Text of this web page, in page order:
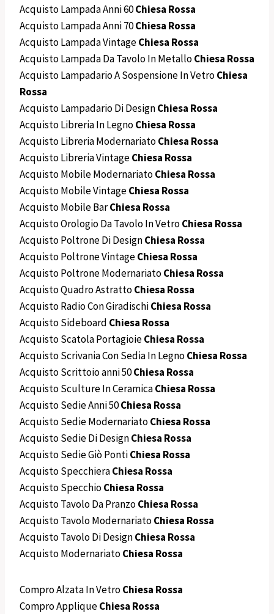
Acquisto Lampada Anni 60Chiesa Rossa
Acquisto Lampada Anni 70Chiesa Rossa
Acquisto Lampada VintageChiesa Rossa
Acquisto Lampada Da Tavolo In MetalloChiesa Rossa
Acquisto Lampadario A Sospensione In VetroChiesa
Rossa
Acquisto Lampadario Di DesignChiesa Rossa
Acquisto Libreria In LegnoChiesa Rossa
Acquisto Libreria ModernariatoChiesa Rossa
Acquisto Libreria VintageChiesa Rossa
Acquisto Mobile ModernariatoChiesa Rossa
Acquisto Mobile VintageChiesa Rossa
Acquisto Mobile BarChiesa Rossa
Acquisto Orologio Da Tavolo In VetroChiesa Rossa
Acquisto Poltrone Di DesignChiesa Rossa
Acquisto Poltrone VintageChiesa Rossa
Acquisto Poltrone ModernariatoChiesa Rossa
Acquisto Quadro AstrattoChiesa Rossa
Acquisto Radio Con GiradischiChiesa Rossa
Acquisto Sideboard Chiesa Rossa
Acquisto Scatola PortagioieChiesa Rossa
Acquisto Scrivania Con Sedia In LegnoChiesa Rossa
Acquisto Scrittoio anni 50Chiesa Rossa
Acquisto Sculture In CeramicaChiesa Rossa
Acquisto Sedie Anni 50Chiesa Rossa
Acquisto Sedie ModernariatoChiesa Rossa
Acquisto Sedie Di DesignChiesa Rossa
Acquisto Sedie Giò PontiChiesa Rossa
Acquisto SpecchieraChiesa Rossa
Acquisto SpecchioChiesa Rossa
Acquisto Tavolo Da PranzoChiesa Rossa
Acquisto Tavolo ModernariatoChiesa Rossa
Acquisto Tavolo Di DesignChiesa Rossa
Acquisto ModernariatoChiesa Rossa
Compro Alzata In VetroChiesa Rossa
Compro AppliqueChiesa Rossa